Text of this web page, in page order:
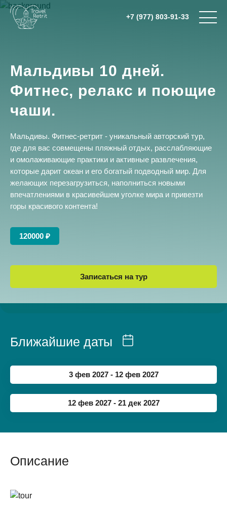
+7 (977) 803-91-33
Мальдивы 10 дней.
Фитнес, релакс и поющие
чаши.
Мальдивы. Фитнес-ретрит - уникальный авторский тур,
где для вас совмещены пляжный отдых, расслабляющие
и омолаживающие практики и активные развлечения,
которые дарит океан и его богатый подводный мир. Для
желающих перезагрузиться, наполниться новыми
впечатлениями в красивейшем уголке мира и привезти
горы красивого контента!
120000 ₽
Записаться на тур
Ближайшие даты
3 фев 2027 - 12 фев 2027
12 фев 2027 - 21 дек 2027
Описание